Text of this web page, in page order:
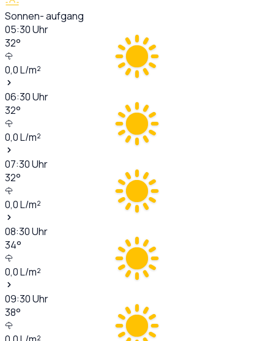
Sonnen- aufgang
05:30Uhr
32°
0,0L/m²
06:30Uhr
32°
0,0L/m²
07:30Uhr
32°
0,0L/m²
08:30Uhr
34°
0,0L/m²
09:30Uhr
38°